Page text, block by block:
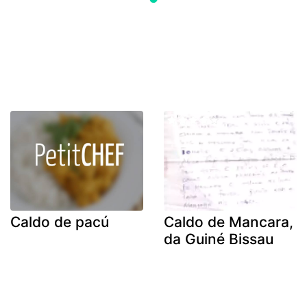
Caldo de pacú
Caldo de Mancara,
da Guiné Bissau